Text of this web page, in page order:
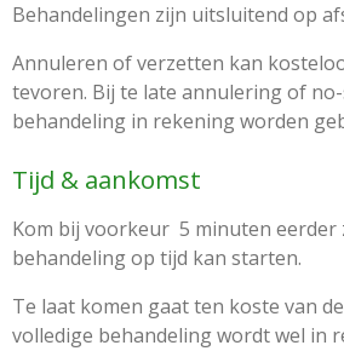
Behandelingen zijn uitsluitend op
Annuleren of verzetten kan
tevoren. Bij te late annulering of
behandeling in rekening worden
Tijd & aankomst
Kom bij voorkeur 5 minuten eerder
behandeling op tijd kan starten.
Te laat komen gaat ten koste van
volledige behandeling wordt wel in